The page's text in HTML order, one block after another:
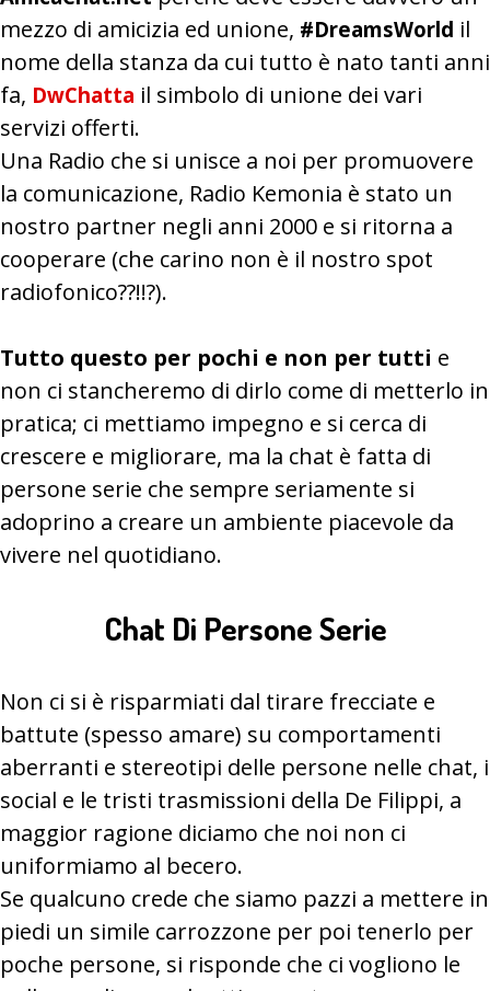
mezzo di amicizia ed unione, #DreamsWorld il
nome della stanza da cui tutto è nato tanti anni
fa, DwChatta il simbolo di unione dei vari
servizi offerti.
Una Radio che si unisce a noi per promuovere
la comunicazione, Radio Kemonia è stato un
nostro partner negli anni 2000 e si ritorna a
cooperare (che carino non è il nostro spot
radiofonico??!!?).
Tutto questo per pochi e non per tutti e
non ci stancheremo di dirlo come di metterlo in
pratica; ci mettiamo impegno e si cerca di
crescere e migliorare, ma la chat è fatta di
persone serie che sempre seriamente si
adoprino a creare un ambiente piacevole da
vivere nel quotidiano.
Chat Di Persone Serie
Non ci si è risparmiati dal tirare frecciate e
battute (spesso amare) su comportamenti
aberranti e stereotipi delle persone nelle chat, i
social e le tristi trasmissioni della De Filippi, a
maggior ragione diciamo che noi non ci
uniformiamo al becero.
Se qualcuno crede che siamo pazzi a mettere in
piedi un simile carrozzone per poi tenerlo per
poche persone, si risponde che ci vogliono le